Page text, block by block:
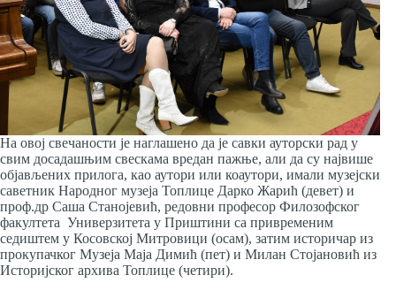
На овој свечаности је наглашено да је савки ауторски рад у
свим досадашњим свескама вредан пажње, али да су највише
објављених прилога, као аутори или коаутори, имали музејски
саветник Народног музеја Топлице Дарко Жарић (девет) и
проф.др Саша Станојевић, редовни професор Филозофског
факултета Универзитета у Приштини са привременим
седиштем у Косовској Митровици (осам), затим историчар из
прокупачког Музеја Маја Димић (пет) и Милан Стојановић из
Историјског архива Топлице (четири).